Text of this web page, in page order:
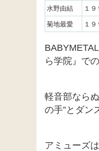
水野由結 １
菊地最愛 １
ら学院』で
軽音部なら
の手”とダン
アミューズ